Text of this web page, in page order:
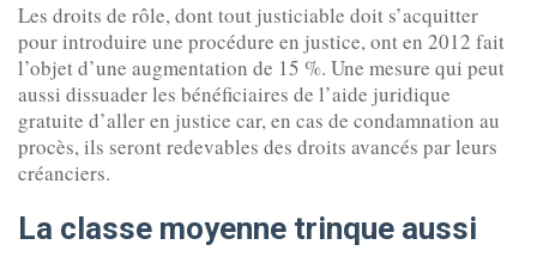
Les droits de rôle, dont tout justiciable doit s’acquitter
pour introduire une procédure en justice, ont en 2012 fait
l’objet d’une augmentation de 15 %. Une mesure qui peut
aussi dissuader les bénéficiaires de l’aide juridique
gratuite d’aller en justice car, en cas de condamnation au
procès, ils seront redevables des droits avancés par leurs
créanciers.
La classe moyenne trinque aussi